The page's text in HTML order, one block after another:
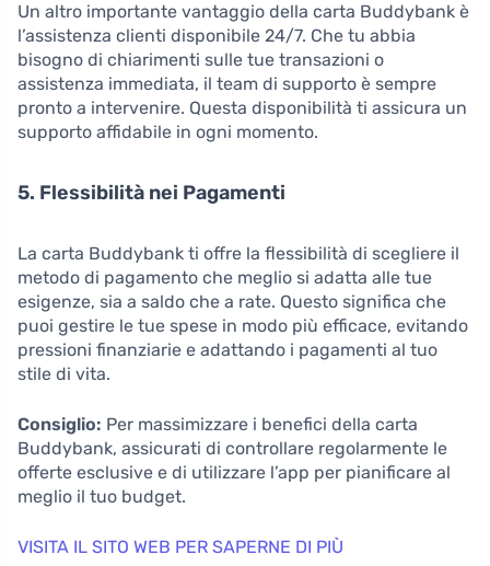
Un altro importante vantaggio della carta Buddybank è
l’assistenza clienti disponibile 24/7. Che tu abbia
bisogno di chiarimenti sulle tue transazioni o
assistenza immediata, il team di supporto è sempre
pronto a intervenire. Questa disponibilità ti assicura un
supporto affidabile in ogni momento.
5. Flessibilità nei Pagamenti
La carta Buddybank ti offre la flessibilità di scegliere il
metodo di pagamento che meglio si adatta alle tue
esigenze, sia a saldo che a rate. Questo significa che
puoi gestire le tue spese in modo più efficace, evitando
pressioni finanziarie e adattando i pagamenti al tuo
stile di vita.
Consiglio: Per massimizzare i benefici della carta
Buddybank, assicurati di controllare regolarmente le
offerte esclusive e di utilizzare l’app per pianificare al
meglio il tuo budget.
VISITA IL SITO WEB PER SAPERNE DI PIÙ